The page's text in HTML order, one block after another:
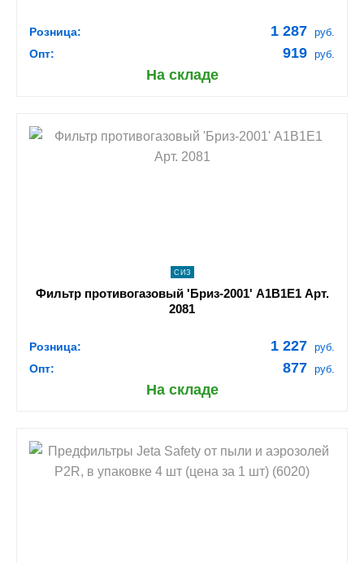
Розница: 1 287 руб.
Опт: 919 руб.
На складе
shopping_cart В КОРЗИНУ
СИЗ
Фильтр противогазовый 'Бриз-2001' А1В1Е1 Арт.
2081
Розница: 1 227 руб.
Опт: 877 руб.
На складе
shopping_cart В КОРЗИНУ